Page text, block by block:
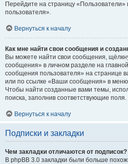
Перейдите на страницу
пользователя».
Вернуться к началу
Как мне найти свои сообщения и
Вы можете найти свои сообщения,
сообщения» в личном разделе на
сообщения пользователя» на странице
или по ссылке «Ваши сообщения» в
Чтобы найти созданные вами темы,
поиска, заполнив соответствующие поля.
Вернуться к началу
Подписки и закладки
Чем закладки отличаются от подписок?
В phpBB 3.0 закладки были больше